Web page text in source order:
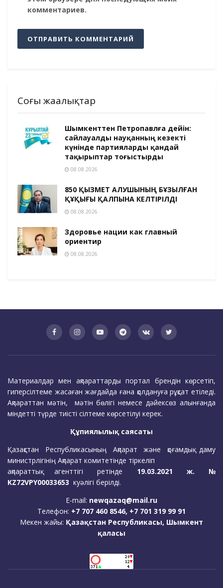
комментариев.
Соңғы жаңалықтар
Шымкенттен Петропавлға дейін:
сайлауалды науқанның кезекті
күнінде партияларды қандай
тақырыптар тоғыстырды
08.08.2026
850 ҚЫЗМЕТ АЛУШЫНЫҢ БҰЗЫЛҒАН
ҚҰҚЫҒЫ ҚАЛПЫНА КЕЛТІРІЛДІ
08.08.2026
Здоровье нации как главный
ориентир
08.08.2026
Материалдар мен ақпараттарды портал брендін көрсетіп,
гиперсілтеме жасаған жағдайда ғана қолдануға рұқсат етіледі.
Ақпараттан мәтін, мәтін бөлігі немесе дәйексөз алынғанда
міндетті түрде тиісті сілтеме көрсетілуі керек.
Құпиялылық саясаты
Қазақстан Республикасының Ақпарат және қоғамдық даму
министрлігінің Ақпарат комитетінде тіркеліп
ақпараттық агенттігі ретінде 19.03.2021 ж. №
KZ72VPY00033653 куәлігі берілді.
E-mail: newqazaq@mail.ru
Телефон: +7 707 460 8546, +7 701 319 99 91
Мекен жайы: Қазақстан Республикасы, Шымкент
қаласы